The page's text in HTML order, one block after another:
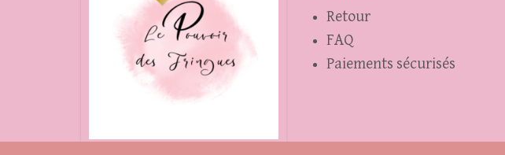
Retour
FAQ
Paiements sécurisés